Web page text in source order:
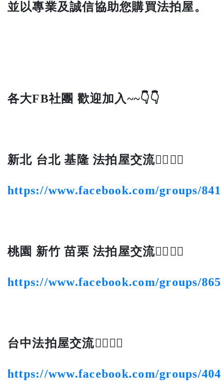
並以專業及誠信協助您購買法拍屋。
各大FB社團 歡迎加入~~👇👇
新北 台北 基隆 法拍屋交流👍🏻👍🏻
https://www.facebook.com/groups/
桃園 新竹 苗栗 法拍屋交流👍🏻👍🏻
https://www.facebook.com/groups/
台中法拍屋交流👍🏻👍🏻
https://www.facebook.com/groups/